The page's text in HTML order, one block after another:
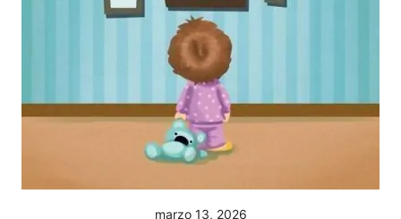
marzo 13, 2026